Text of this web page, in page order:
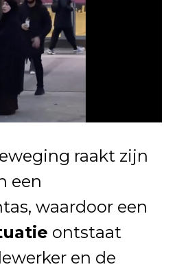
raakt zijn
een
waardoor een
ontstaat
en de